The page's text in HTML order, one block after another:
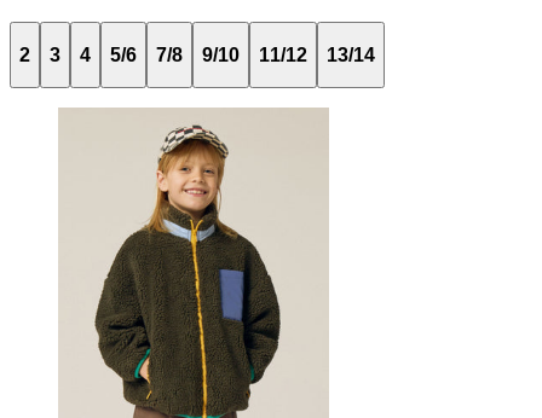
2 3 4 5/6 7/8 9/10 11/12 13/14